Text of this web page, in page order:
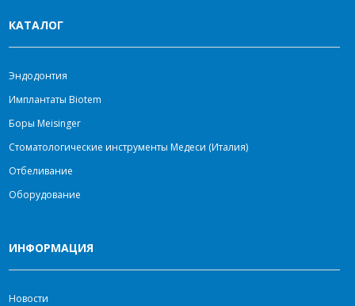
КАТАЛОГ
Эндодонтия
Имплантаты Biotem
Боры Meisinger
Стоматологические инструменты Медеси (Италия)
Отбеливание
Оборудование
ИНФОРМАЦИЯ
Новости